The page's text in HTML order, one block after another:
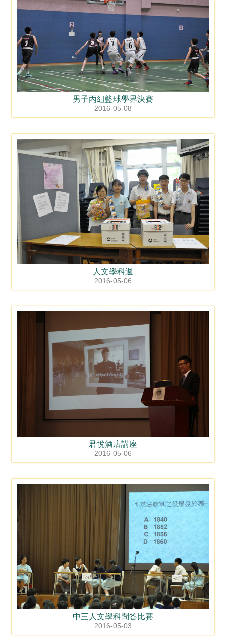
男子丙組籃球學界決賽
2016-05-08
人文學科週
2016-05-06
君悅酒店講座
2016-05-06
中三人文學科問答比賽
2016-05-03